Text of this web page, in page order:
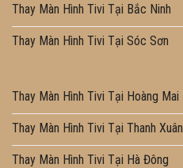
Thay Màn Hình Tivi Tại Bắc Ninh
Thay Màn Hình Tivi Tại Sóc Sơn
Thay Màn Hình Tivi Tại Hoàng Mai
Thay Màn Hình Tivi Tại Thanh Xuân
Thay Màn Hình Tivi Tại Hà Đông